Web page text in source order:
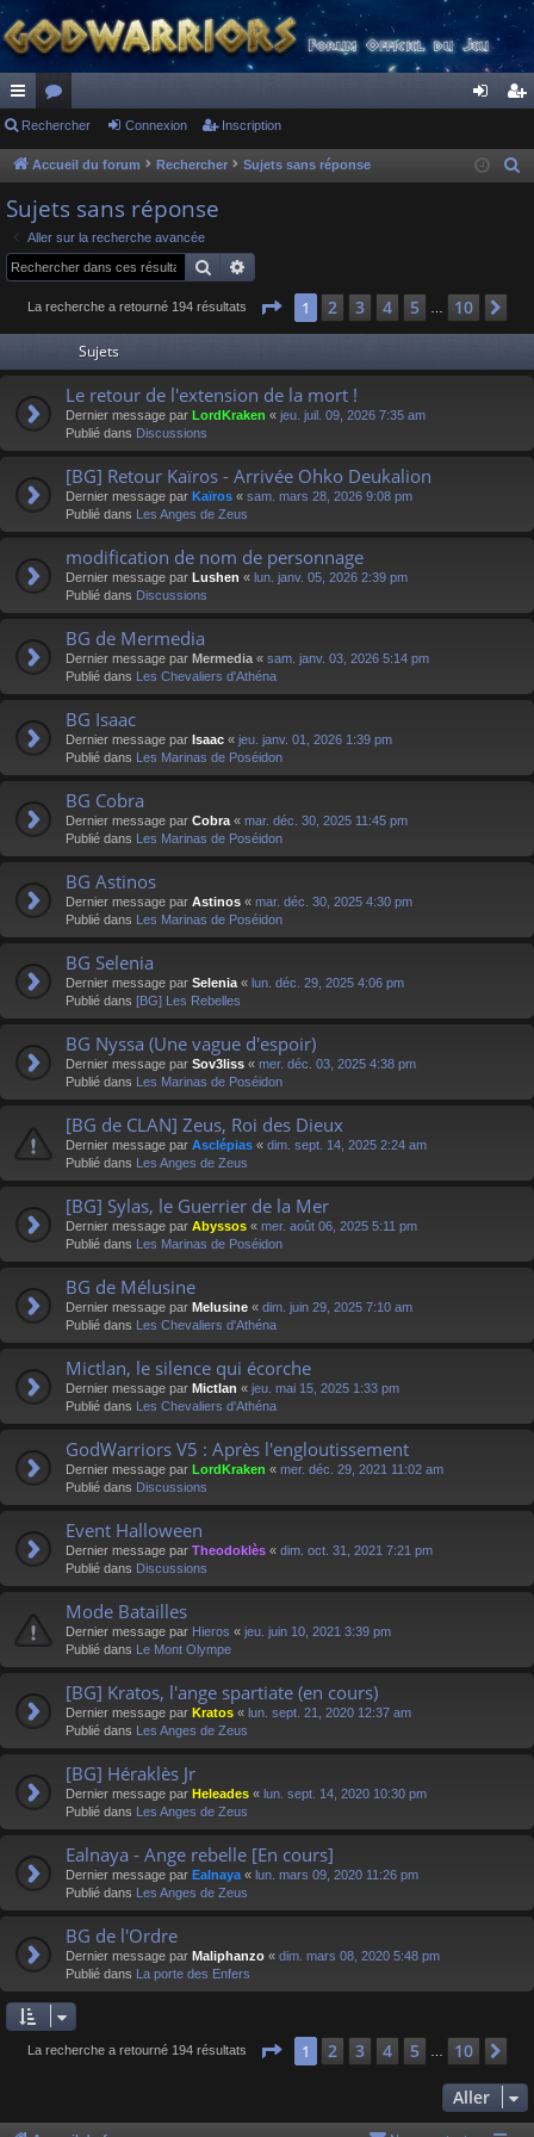
ac
co
ur
ci
s
or
u
s
ne cri
Rechercher Connexion Inscription
Accueil du forum Rechercher Sujets sans réponse
e
Sujets sans réponse
Aller sur la recherche avancée
Rechercher
La recherche a retourné 194 résultats Page 1sur 10
1 2 3 4 5 10
Sujets
Le retour de l'extension de la mort !
Dernier message par LordKraken « jeu. juil. 09, 2026 7:35 am
Publié dans Discussions
[BG] Retour Kaïros - Arrivée Ohko Deukalion
Dernier message par Kaïros « sam. mars 28, 2026 9:08 pm
Publié dans Les Anges de Zeus
modification de nom de personnage
Dernier message par Lushen « lun. janv. 05, 2026 2:39 pm
Publié dans Discussions
BG de Mermedia
Dernier message par Mermedia « sam. janv. 03, 2026 5:14 pm
Publié dans Les Chevaliers d'Athéna
BG Isaac
Dernier message par Isaac « jeu. janv. 01, 2026 1:39 pm
Publié dans Les Marinas de Poséidon
BG Cobra
Dernier message par Cobra « mar. déc. 30, 2025 11:45 pm
Publié dans Les Marinas de Poséidon
BG Astinos
Dernier message par Astinos « mar. déc. 30, 2025 4:30 pm
Publié dans Les Marinas de Poséidon
BG Selenia
Dernier message par Selenia « lun. déc. 29, 2025 4:06 pm
Publié dans [BG] Les Rebelles
BG Nyssa (Une vague d'espoir)
Dernier message par Sov3liss « mer. déc. 03, 2025 4:38 pm
Publié dans Les Marinas de Poséidon
[BG de CLAN] Zeus, Roi des Dieux
Dernier message par Asclépias « dim. sept. 14, 2025 2:24 am
Publié dans Les Anges de Zeus
[BG] Sylas, le Guerrier de la Mer
Dernier message par Abyssos « mer. août 06, 2025 5:11 pm
Publié dans Les Marinas de Poséidon
BG de Mélusine
Dernier message par Melusine « dim. juin 29, 2025 7:10 am
Publié dans Les Chevaliers d'Athéna
Mictlan, le silence qui écorche
Dernier message par Mictlan « jeu. mai 15, 2025 1:33 pm
Publié dans Les Chevaliers d'Athéna
GodWarriors V5 : Après l'engloutissement
Dernier message par LordKraken « mer. déc. 29, 2021 11:02 am
Publié dans Discussions
Event Halloween
Dernier message par Theodoklès « dim. oct. 31, 2021 7:21 pm
Publié dans Discussions
Mode Batailles
Dernier message par Hieros « jeu. juin 10, 2021 3:39 pm
Publié dans Le Mont Olympe
[BG] Kratos, l'ange spartiate (en cours)
Dernier message par Kratos « lun. sept. 21, 2020 12:37 am
Publié dans Les Anges de Zeus
[BG] Héraklès Jr
Dernier message par Heleades « lun. sept. 14, 2020 10:30 pm
Publié dans Les Anges de Zeus
Ealnaya - Ange rebelle [En cours]
Dernier message par Ealnaya « lun. mars 09, 2020 11:26 pm
Publié dans Les Anges de Zeus
BG de l'Ordre
Dernier message par Maliphanzo « dim. mars 08, 2020 5:48 pm
Publié dans La porte des Enfers
La recherche a retourné 194 résultats Page 1sur 10
1 2 3 4 5 10
Aller